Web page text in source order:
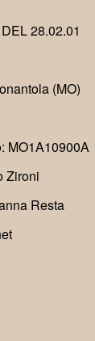
28.02.01
(MO)
MO1A10900A
Zironi
Resta